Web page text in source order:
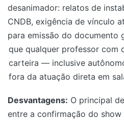
desanimador: relatos de
CNDB, exigência de vínculo
para emissão do documento
que qualquer professor com
carteira — inclusive
fora da atuação direta em
Desvantagens: O principal
entre a confirmação do